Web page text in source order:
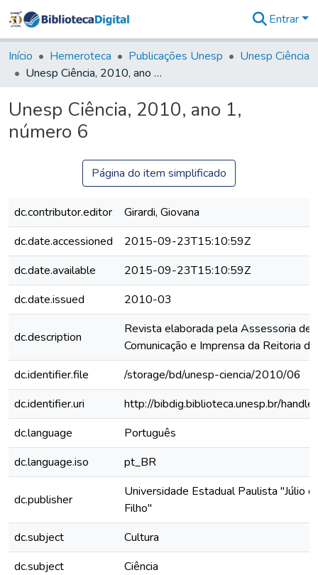
&
Coleções
Tudo na
Digital
Entrar
Início Hemeroteca Publicações Unesp
Unesp Ciência
Unesp Ciência, 2010, ano 1, número 6
Unesp Ciência, 2010, ano 1,
número 6
Página do item simplificado
dc.contributor.editor
Girardi, Giovana
dc.date.accessioned
2015-09-23T15:10:59Z
dc.date.available
2015-09-23T15:10:59Z
dc.date.issued
2010-03
dc.description
Revista elaborada pela Assessoria de
Comunicação e Imprensa da Reitoria
dc.identifier.file
/storage/bd/unesp-ciencia/2010/06
dc.identifier.uri
http://bibdig.biblioteca.unesp.br/
dc.language
Português
dc.language.iso
pt_BR
dc.publisher
Universidade Estadual Paulista "Júlio
Filho"
dc.subject
Cultura
dc.subject
Ciência